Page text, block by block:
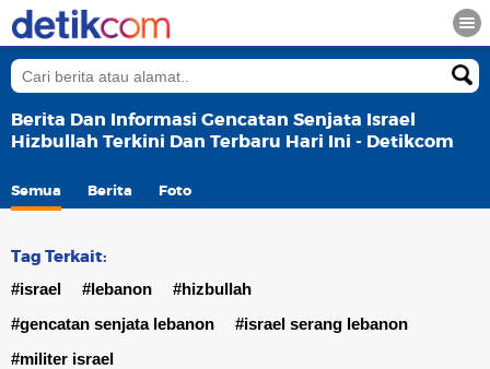
Berita Dan Informasi Gencatan Senjata Israel
Hizbullah Terkini Dan Terbaru Hari Ini - Detikcom
Semua Berita Foto
Tag Terkait:
#israel #lebanon
#hizbullah
#gencatan senjata lebanon
#israel serang lebanon
#militer israel